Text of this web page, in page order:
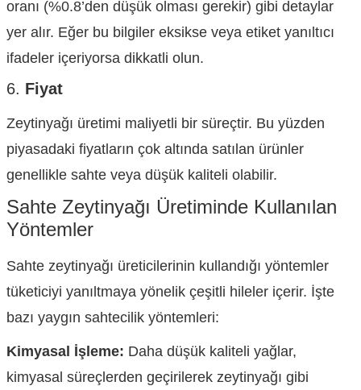
oranı (%0.8’den düşük olması gerekir) gibi detaylar
yer alır. Eğer bu bilgiler eksikse veya etiket yanıltıcı
ifadeler içeriyorsa dikkatli olun.
6. Fiyat
Zeytinyağı üretimi maliyetli bir süreçtir. Bu yüzden
piyasadaki fiyatların çok altında satılan ürünler
genellikle sahte veya düşük kaliteli olabilir.
Sahte Zeytinyağı Üretiminde Kullanılan
Yöntemler
Sahte zeytinyağı üreticilerinin kullandığı yöntemler
tüketiciyi yanıltmaya yönelik çeşitli hileler içerir. İşte
bazı yaygın sahtecilik yöntemleri:
Kimyasal İşleme: Daha düşük kaliteli yağlar,
kimyasal süreçlerden geçirilerek zeytinyağı gibi